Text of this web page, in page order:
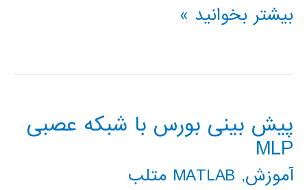
شناسایی
با
گابور
بیشتر بخوانید »
پیش بینی بورس با شبکه عصبی
MLP
آموزش, MATLAB متلب